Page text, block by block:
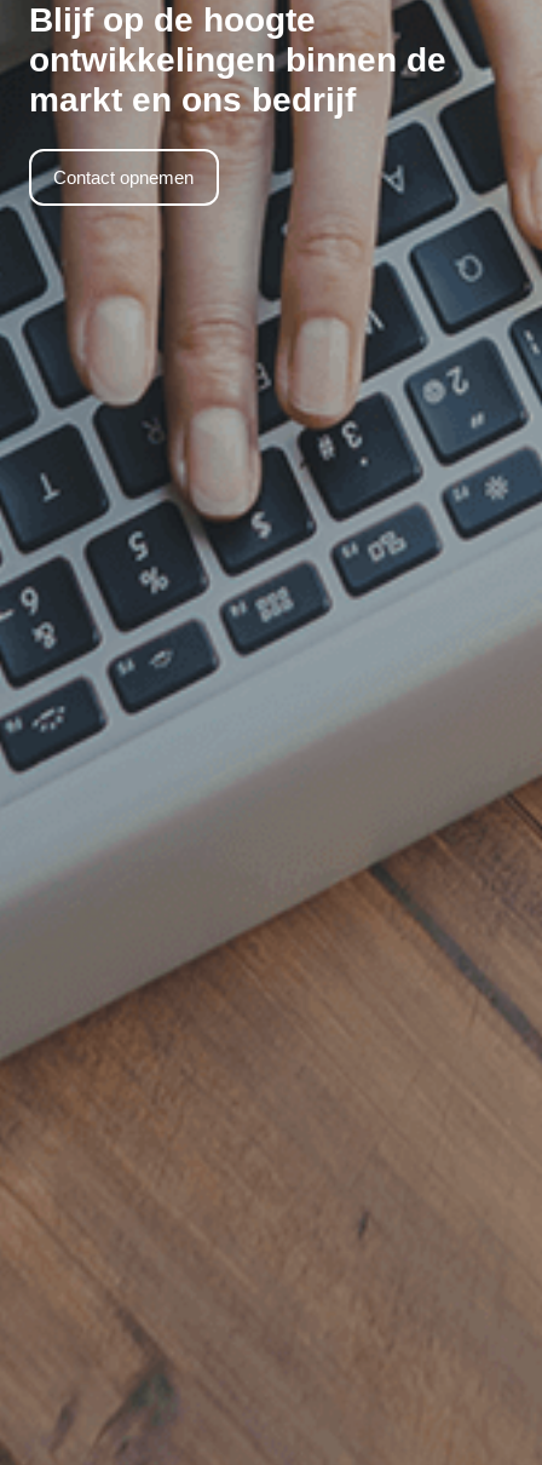
Blijf op de hoogte
ontwikkelingen binnen de
markt en ons bedrijf
Contact opnemen